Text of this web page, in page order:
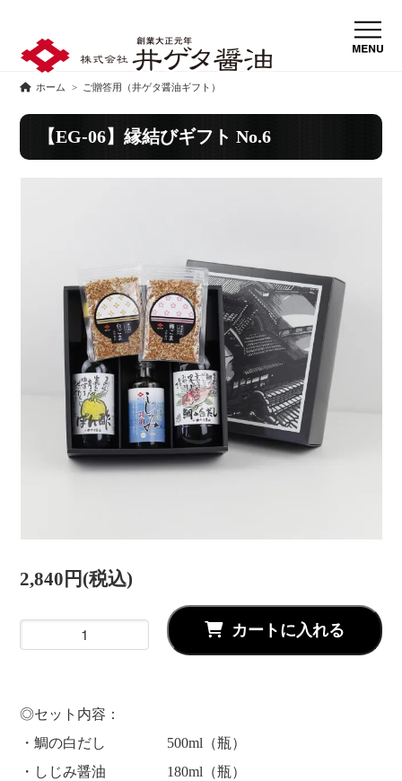
ホーム > ご贈答用（井ゲタ醤油ギフト）
【EG-06】縁結びギフト No.6
2,840円(税込)
カートに入れる
◎セット内容：
・鯛の白だし 500ml（瓶）
・しじみ醤油 180ml（瓶）